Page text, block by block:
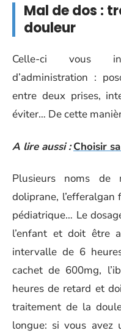
Mal de dos :
douleur
Celle-ci vous
d’administration :
entre deux prises,
éviter… De cette
A lire aussi : Choisir
Plusieurs noms de
doliprane,
pédiatrique… Le
l’enfant et doit être
intervalle de 6
cachet de 600mg,
heures de retard et
traitement de la
longue: si vous avez